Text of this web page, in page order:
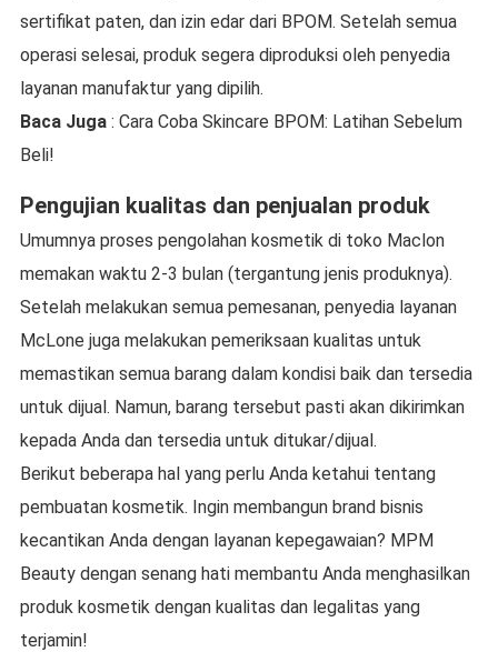
sertifikat paten, dan izin edar dari BPOM. Setelah semua
operasi selesai, produk segera diproduksi oleh penyedia
layanan manufaktur yang dipilih.
Baca Juga: Cara Coba Skincare BPOM: Latihan Sebelum
Beli!
Pengujian kualitas dan penjualan produk
Umumnya proses pengolahan kosmetik di toko Maclon
memakan waktu 2-3 bulan (tergantung jenis produknya).
Setelah melakukan semua pemesanan, penyedia layanan
McLone juga melakukan pemeriksaan kualitas untuk
memastikan semua barang dalam kondisi baik dan tersedia
untuk dijual. Namun, barang tersebut pasti akan dikirimkan
kepada Anda dan tersedia untuk ditukar/dijual.
Berikut beberapa hal yang perlu Anda ketahui tentang
pembuatan kosmetik. Ingin membangun brand bisnis
kecantikan Anda dengan layanan kepegawaian? MPM
Beauty dengan senang hati membantu Anda menghasilkan
produk kosmetik dengan kualitas dan legalitas yang
terjamin!